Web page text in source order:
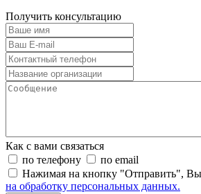
Получить консультацию
Как с вами связаться
по телефону
по email
Нажимая на кнопку "Отправить",
на обработку персональных данных.